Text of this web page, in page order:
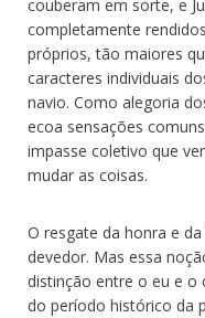
couberam em sorte, e
completamente
próprios, tão maiores
caracteres individuais
navio. Como alegoria
ecoa sensações
impasse coletivo que
mudar as coisas.
O resgate da honra e
devedor. Mas essa
distinção entre o eu e
do período histórico da